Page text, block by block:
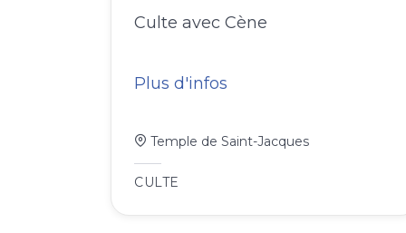
Culte avec Cène
Plus d'infos
Temple de Saint-Jacques
CULTE